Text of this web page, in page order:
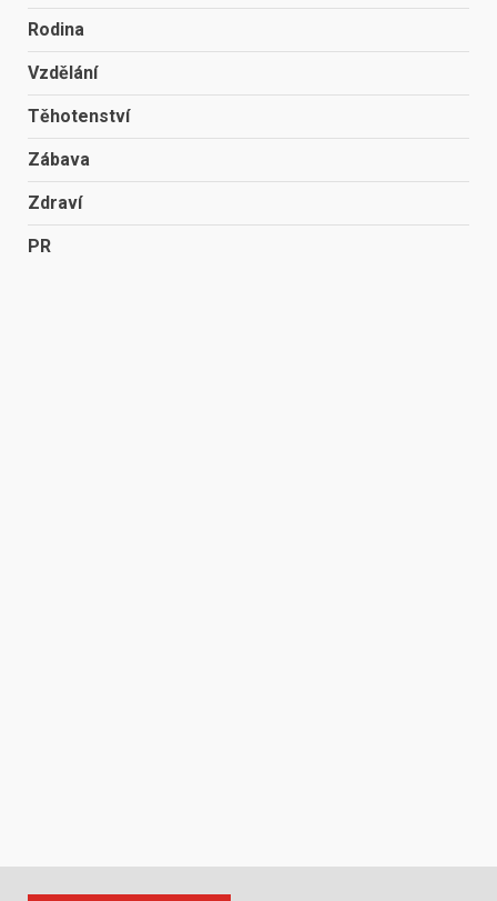
Rodina
Vzdělání
Těhotenství
Zábava
Zdraví
PR